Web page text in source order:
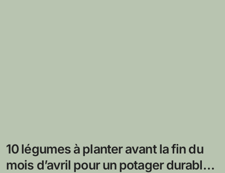
10 légumes à planter avant la fin du
mois d’avril pour un potager durable